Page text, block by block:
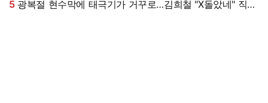
5광복절 현수막에 태극기가 거꾸로…김희철 "X돌았네" 직접